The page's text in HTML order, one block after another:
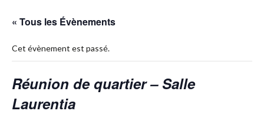
« Tous les Évènements
Cet évènement est passé.
Réunion de quartier – Salle
Laurentia